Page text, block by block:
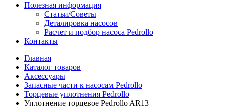
Полезная информация
Статьи/Советы
Деталировка насосов
Расчет и подбор насоса Pedrollo
Контакты
Главная
Каталог товаров
Аксессуары
Запасные части к насосам Pedrollo
Торцевые уплотнения Pedrollo
Уплотнение торцевое Pedrollo AR13